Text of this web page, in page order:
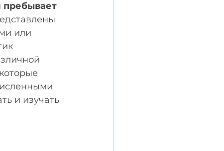
пребывает
или
и изучать